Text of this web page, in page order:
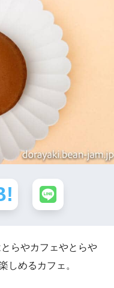
らやカフェやとらや
しめるカフェ。